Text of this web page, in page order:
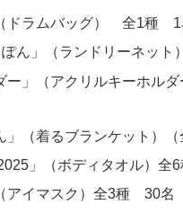
ドラムバッグ） 全1種 1
ぽん」（ランドリーネッ
ー」（アクリルキーホ
（着るブランケット）
」（ボディタオル）
アイマスク）全3種 30